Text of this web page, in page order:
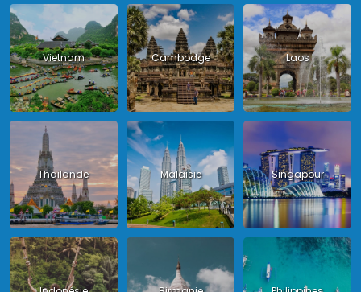
Vietnam Cambodge Laos
Thailande Malaisie Singapour